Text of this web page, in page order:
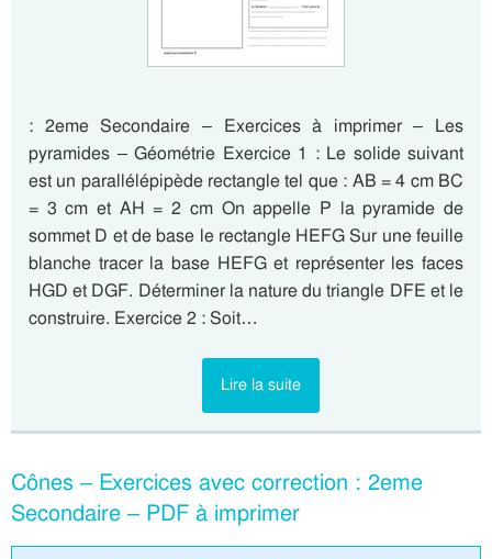
: 2eme Secondaire – Exercices à imprimer – Les
pyramides – Géométrie Exercice 1 : Le solide suivant
est un parallélépipède rectangle tel que : AB = 4 cm BC
= 3 cm et AH = 2 cm On appelle P la pyramide de
sommet D et de base le rectangle HEFG Sur une feuille
blanche tracer la base HEFG et représenter les faces
HGD et DGF. Déterminer la nature du triangle DFE et le
construire. Exercice 2 : Soit…
Lire la suite
Cônes – Exercices avec correction : 2eme
Secondaire – PDF à imprimer